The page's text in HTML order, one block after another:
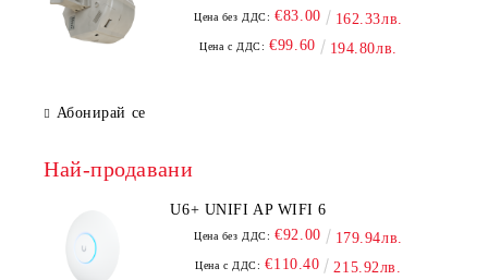
Цена без ДДС: €83.00 162.33лв.
Цена с ДДС: €99.60 194.80лв.
Абонирай се
Най-продавани
U6+ UNIFI AP WIFI 6
Цена без ДДС: €92.00 179.94лв.
Цена с ДДС: €110.40 215.92лв.